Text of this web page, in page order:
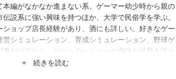
編がなかなか進まない系。ゲーマー幼少時から親の
説系に強い興味を持つほか、大学で民俗学を学ぶ。
ョップ店長経験があり、酒にも詳しい。好きなゲー
営シミュレーション、育成シミュレーション、野球ゲ
事だけでなく、ゲームのレビューや趣味や経歴を活か
+ 続きを読む